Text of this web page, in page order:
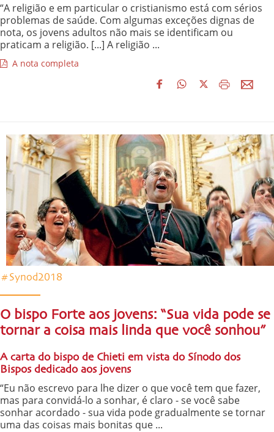
“A religião e em particular o cristianismo está com sérios
problemas de saúde. Com algumas exceções dignas de
nota, os jovens adultos não mais se identificam ou
praticam a religião. [...] A religião ...
A nota completa
#Synod2018
O bispo Forte aos jovens: “Sua vida pode se
tornar a coisa mais linda que você sonhou”
A carta do bispo de Chieti em vista do Sínodo dos
Bispos dedicado aos jovens
“Eu não escrevo para lhe dizer o que você tem que fazer,
mas para convidá-lo a sonhar, é claro - se você sabe
sonhar acordado - sua vida pode gradualmente se tornar
uma das coisas mais bonitas que ...